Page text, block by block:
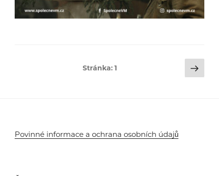
Stránka:1
Povinné informace a ochrana osobních údajů